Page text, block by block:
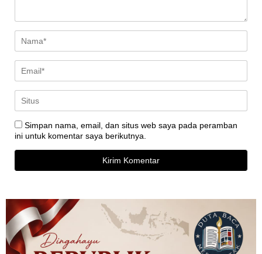
Simpan nama, email, dan situs web saya pada peramban
ini untuk komentar saya berikutnya.